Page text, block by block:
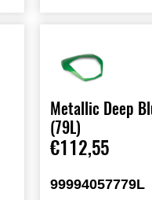
Metallic Deep
(79L)
€112,55
99994057779L